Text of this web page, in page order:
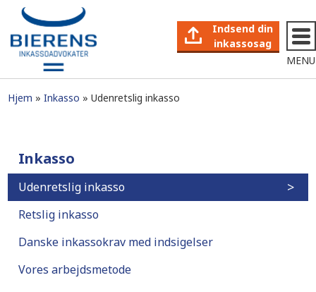
Indsend din
inkassosag
MENU
Hjem Inkasso Udenretslig inkasso
Inkasso
Udenretslig inkasso
Retslig inkasso
Danske inkassokrav med indsigelser
Vores arbejdsmetode